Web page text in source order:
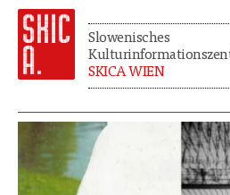
Slowenisches
SKICA WIEN